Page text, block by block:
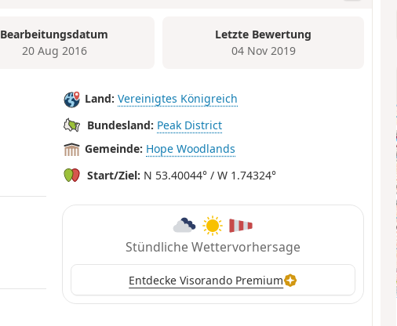
Bearbeitungsdatum
20 Aug 2016
Letzte Bewertung
04 Nov 2019
Land: Vereinigtes Königreich
Bundesland: Peak District
Gemeinde: Hope Woodlands
Start/Ziel: N 53.40044° / W 1.74324°
Stündliche Wettervorhersage
Entdecke Visorando Premium